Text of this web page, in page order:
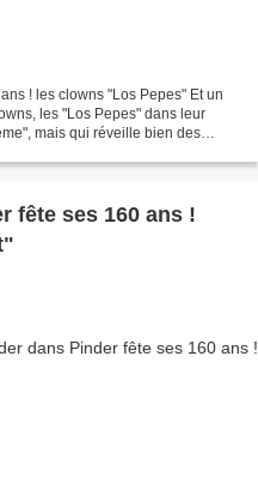
! les clowns "Los Pepes" Et un
les "Los Pepes" dans leur
mais qui réveille bien des
fête ses 160 ans !